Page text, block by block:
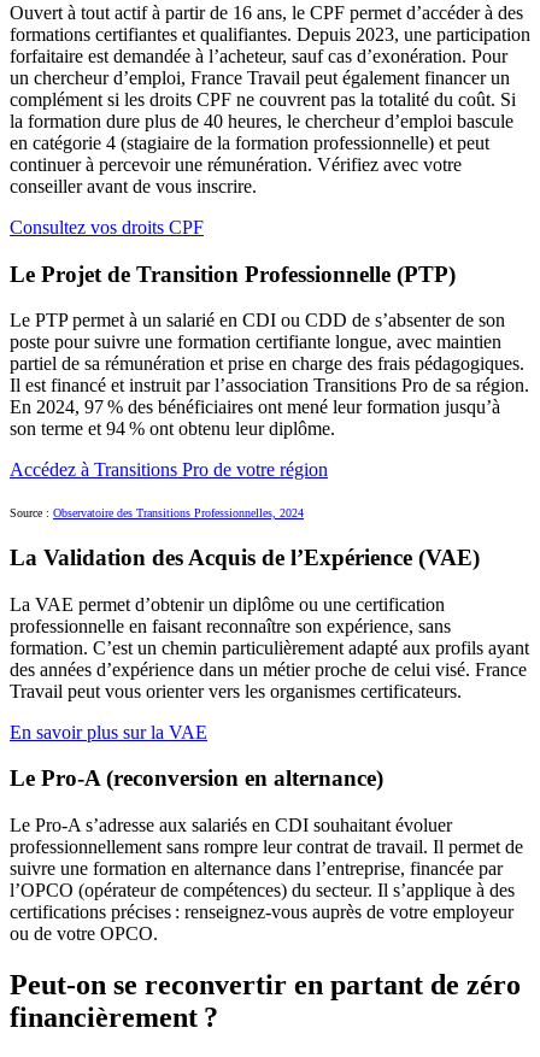
Ouvert à tout actif à partir de 16 ans, le CPF permet d’accéder à des
formations certifiantes et qualifiantes. Depuis 2023, une participation
forfaitaire est demandée à l’acheteur, sauf cas d’exonération. Pour
un chercheur d’emploi, France Travail peut également financer un
complément si les droits CPF ne couvrent pas la totalité du coût. Si
la formation dure plus de 40 heures, le chercheur d’emploi bascule
en catégorie 4 (stagiaire de la formation professionnelle) et peut
continuer à percevoir une rémunération. Vérifiez avec votre
conseiller avant de vous inscrire.
Consultez vos droits CPF
Le Projet de Transition Professionnelle (PTP)
Le PTP permet à un salarié en CDI ou CDD de s’absenter de son
poste pour suivre une formation certifiante longue, avec maintien
partiel de sa rémunération et prise en charge des frais pédagogiques.
Il est financé et instruit par l’association Transitions Pro de sa région.
En 2024, 97 % des bénéficiaires ont mené leur formation jusqu’à
son terme et 94 % ont obtenu leur diplôme.
Accédez à Transitions Pro de votre région
Source : Observatoire des Transitions Professionnelles, 2024
La Validation des Acquis de l’Expérience (VAE)
La VAE permet d’obtenir un diplôme ou une certification
professionnelle en faisant reconnaître son expérience, sans
formation. C’est un chemin particulièrement adapté aux profils ayant
des années d’expérience dans un métier proche de celui visé. France
Travail peut vous orienter vers les organismes certificateurs.
En savoir plus sur la VAE
Le Pro-A (reconversion en alternance)
Le Pro-A s’adresse aux salariés en CDI souhaitant évoluer
professionnellement sans rompre leur contrat de travail. Il permet de
suivre une formation en alternance dans l’entreprise, financée par
l’OPCO (opérateur de compétences) du secteur. Il s’applique à des
certifications précises : renseignez-vous auprès de votre employeur
ou de votre OPCO.
Peut-on se reconvertir en partant de zéro
financièrement ?